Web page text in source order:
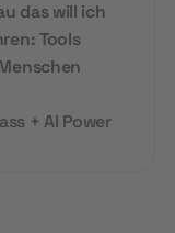
das will ich
Tools
+ AI Power